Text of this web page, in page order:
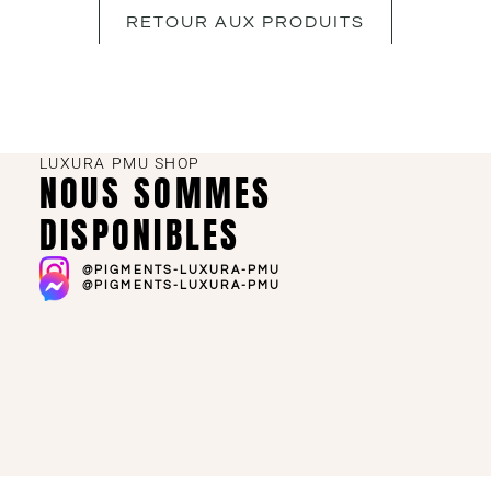
RETOUR AUX PRODUITS
LUXURA PMU SHOP
NOUS SOMMES
DISPONIBLES
@PIGMENTS-LUXURA-PMU
@PIGMENTS-LUXURA-PMU